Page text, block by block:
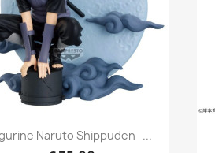
Snel bekijken
Naruto Shippuden -...